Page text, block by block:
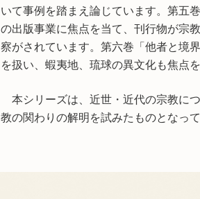
いて事例を踏まえ論じています。第五
の出版事業に焦点を当て、刊行物が宗
察がされています。第六巻「他者と境
を扱い、蝦夷地、琉球の異文化も焦点
本シリーズは、近世・近代の宗教に
教の関わりの解明を試みたものとなって